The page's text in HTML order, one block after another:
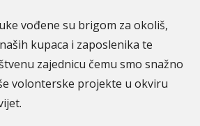
vođene su brigom za okoliš,
kupaca i zaposlenika te
zajednicu čemu smo snažno
volonterske projekte u okviru